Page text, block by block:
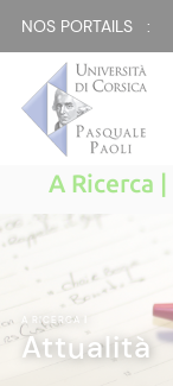
NOS PORTAILS :
A Ricerca |
A RICERCA
Attualità